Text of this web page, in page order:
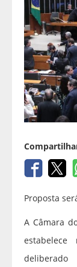
Proposta
A Câmara